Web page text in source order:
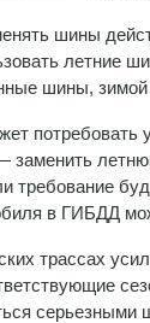
шины
летние
шины, зимой
потребовать
заменить
требование
в ГИБДД
трассах